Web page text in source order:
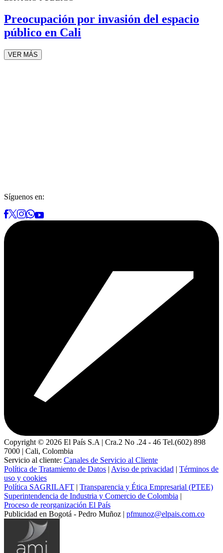
Preocupación por invasión del espacio
público en Cali
VER MÁS
Síguenos en:
Copyright © 2026 El País S.A | Cra.2 No .24 - 46 Tel.(602) 898
7000 | Cali, Colombia
Servicio al cliente: Canales de Servicio al Cliente
Política de Tratamiento de Datos | Aviso de privacidad | Términos de
uso y cookies
Política SAGRILAFT | Transparencia y Ética Empresarial (PTEE)
Superintendencia de Industria y Comercio de Colombia |
Proceso de reorganización El País
Publicidad en Bogotá - Pedro Muñoz | pfmunoz@elpais.com.co